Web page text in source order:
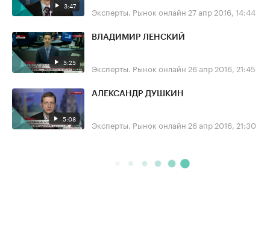
3:47 Эксперты. Рынок онлайн 27 апр 2016, 14:44
5:25
ВЛАДИМИР ЛЕНСКИЙ
Эксперты. Рынок онлайн 26 апр 2016, 21:45
5:08
АЛЕКСАНДР ДУШКИН
Эксперты. Рынок онлайн 26 апр 2016, 21:30